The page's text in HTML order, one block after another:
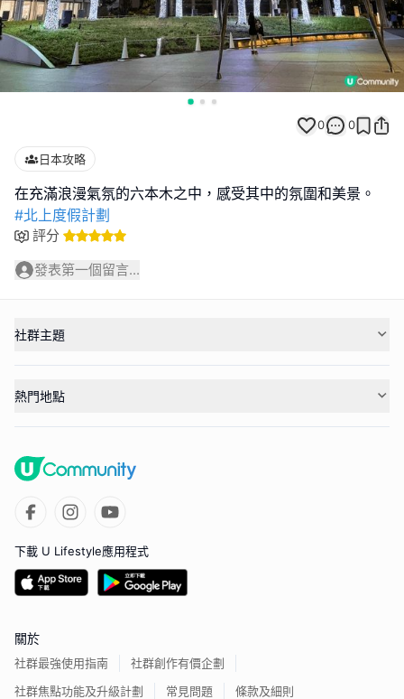
0 0
日本攻略
#北上度假計劃
評分
發表第一個留言...
社群主題
熱門地點
下載 U Lifestyle應用程式
關於
社群最強使用指南
社群創作有價企劃
社群焦點功能及升級計劃
常見問題 條款及細則